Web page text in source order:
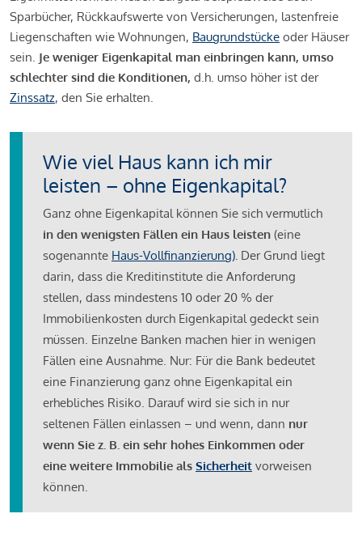
Sparbücher, Rückkaufswerte von Versicherungen, lastenfreie
Liegenschaften wie Wohnungen, Baugrundstücke oder Häuser
sein. Je weniger Eigenkapital man einbringen kann, umso
schlechter sind die Konditionen, d.h. umso höher ist der
Zinssatz, den Sie erhalten.
Wie viel Haus kann ich mir
leisten – ohne Eigenkapital?
Ganz ohne Eigenkapital können Sie sich vermutlich
in den wenigsten Fällen ein Haus leisten (eine
sogenannte Haus-Vollfinanzierung). Der Grund liegt
darin, dass die Kreditinstitute die Anforderung
stellen, dass mindestens 10 oder 20 % der
Immobilienkosten durch Eigenkapital gedeckt sein
müssen. Einzelne Banken machen hier in wenigen
Fällen eine Ausnahme. Nur: Für die Bank bedeutet
eine Finanzierung ganz ohne Eigenkapital ein
erhebliches Risiko. Darauf wird sie sich in nur
seltenen Fällen einlassen – und wenn, dann nur
wenn Sie z. B. ein sehr hohes Einkommen oder
eine weitere Immobilie als Sicherheit vorweisen
können.